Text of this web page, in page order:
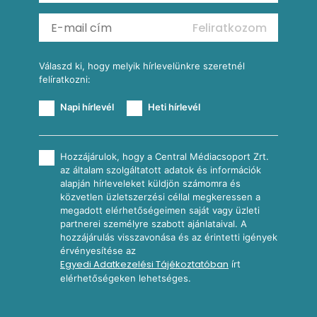
Reggeli receptek
Feliratkozom
Válaszd ki, hogy melyik hírlevelünkre szeretnél
felíratkozni:
Napi hírlevél Heti hírlevél
Hozzájárulok, hogy a Central Médiacsoport Zrt.
az általam szolgáltatott adatok és információk
alapján hírleveleket küldjön számomra és
közvetlen üzletszerzési céllal megkeressen a
megadott elérhetőségeimen saját vagy üzleti
partnerei személyre szabott ajánlataival. A
hozzájárulás visszavonása és az érintetti igények
érvényesítése az
Egyedi Adatkezelési Tájékoztatóban írt
elérhetőségeken lehetséges.